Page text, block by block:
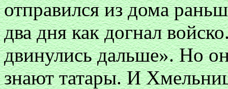
отправился из дома
два дня как догнал
двинулись дальше». Но
знают татары. И